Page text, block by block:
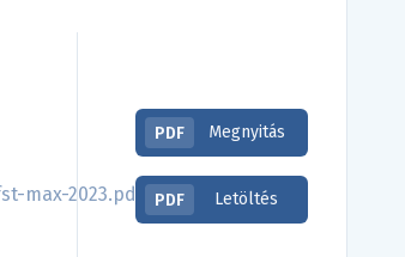
max-2023.pdf
PDF Megnyitás
PDF Letöltés